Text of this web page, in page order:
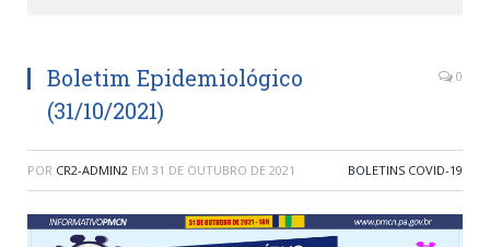
Boletim Epidemiológico
(31/10/2021)
0
POR CR2-ADMIN2 EM 31 DE OUTUBRO DE 2021 BOLETINS COVID-19